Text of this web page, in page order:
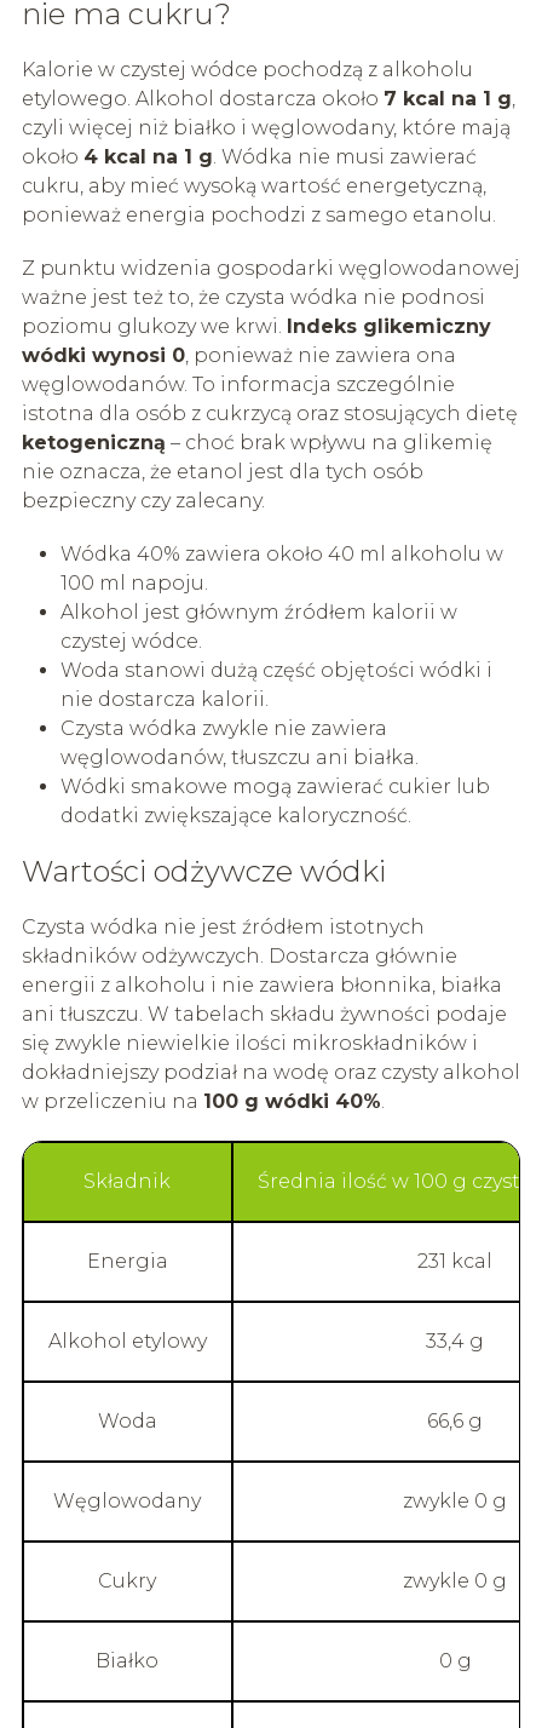
nie ma cukru?
Kalorie w czystej wódce pochodzą z alkoholu
etylowego. Alkohol dostarcza około 7 kcal na 1 g,
czyli więcej niż białko i węglowodany, które mają
około 4 kcal na 1 g. Wódka nie musi zawierać
cukru, aby mieć wysoką wartość energetyczną,
ponieważ energia pochodzi z samego etanolu.
Z punktu widzenia gospodarki węglowodanowej
ważne jest też to, że czysta wódka nie podnosi
poziomu glukozy we krwi. Indeks glikemiczny
wódki wynosi 0, ponieważ nie zawiera ona
węglowodanów. To informacja szczególnie
istotna dla osób z cukrzycą oraz stosujących dietę
ketogeniczną – choć brak wpływu na glikemię
nie oznacza, że etanol jest dla tych osób
bezpieczny czy zalecany.
Wódka 40% zawiera około 40 ml alkoholu w
100 ml napoju.
Alkohol jest głównym źródłem kalorii w
czystej wódce.
Woda stanowi dużą część objętości wódki i
nie dostarcza kalorii.
Czysta wódka zwykle nie zawiera
węglowodanów, tłuszczu ani białka.
Wódki smakowe mogą zawierać cukier lub
dodatki zwiększające kaloryczność.
Wartości odżywcze wódki
Czysta wódka nie jest źródłem istotnych
składników odżywczych. Dostarcza głównie
energii z alkoholu i nie zawiera błonnika, białka
ani tłuszczu. W tabelach składu żywności podaje
się zwykle niewielkie ilości mikroskładników i
dokładniejszy podział na wodę oraz czysty alkohol
w przeliczeniu na 100 g wódki 40%.
Składnik Średnia ilość w 100 g
Energia 231 kcal
Alkohol etylowy 33,4 g
Woda 66,6 g
Węglowodany zwykle 0 g
Cukry zwykle 0 g
Białko 0 g